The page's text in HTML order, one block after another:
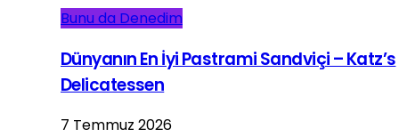
Bunu da Denedim
Dünyanın En İyi Pastrami Sandviçi – Katz’s
Delicatessen
7 Temmuz 2026